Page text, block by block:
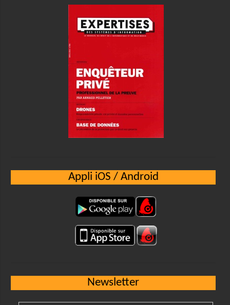
Appli iOS / Android
Newsletter